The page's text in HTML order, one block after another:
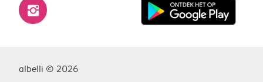
instagram
albelli © 2026